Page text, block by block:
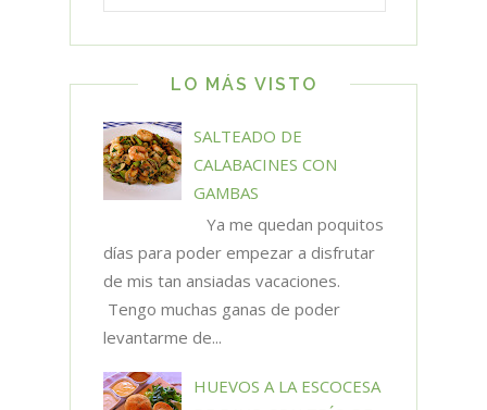
LO MÁS VISTO
SALTEADO DE
CALABACINES CON
GAMBAS
Ya me quedan poquitos
días para poder empezar a disfrutar
de mis tan ansiadas vacaciones.
Tengo muchas ganas de poder
levantarme de...
HUEVOS A LA ESCOCESA